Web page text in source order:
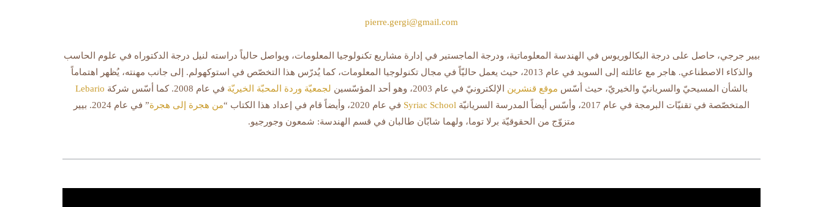
pierre.gergi@gmail.com
بيير جرجي، حاصل على درجة البكالوريوس في الهندسة المعلوماتية، ودرجة الماجستير في إدارة مشاريع تكنولوجيا المعلومات، ويواصل حالياً دراسته لنيل درجة الدكتوراه في علوم الحاسب
والذكاء الاصطناعي. هاجر مع عائلته إلى السويد في عام 2013، حيث يعمل حاليّاً في مجال تكنولوجيا المعلومات، كما يُدرّس هذا التخصّص في استوكهولم. إلى جانب مهنته، يُظهر اهتماماً
بالشأن المسيحيّ والسريانيّ والخيريّ، حيث أسّس موقع قنشرين الإلكترونيّ في عام 2003، وهو أحد المؤسّسين لجمعيّة وردة المحبّة الخيريّة في عام 2008. كما أسّس شركة
Lebario
المتخصّصة في تقنيّات البرمجة في عام 2017، وأسّس أيضاً المدرسة السريانيّة
Syriac School في عام 2020، وأيضاً قام في إعداد هذا الكتاب “ من هجرة إلى هجرة
” في عام 2024. بيير
متزوّج من الحقوقيّة برلا توما، ولهما شابّان طالبان في قسم الهندسة: شمعون وجورجيو.